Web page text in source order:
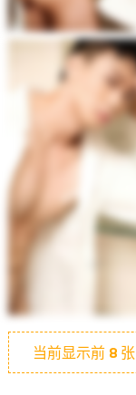
当前显示前 8张